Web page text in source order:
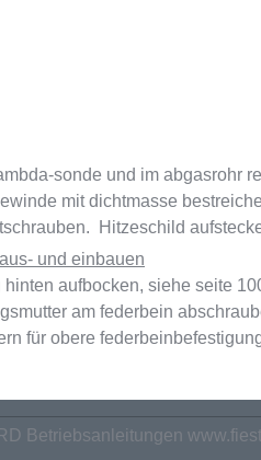
sonde und im abgasrohr
mit dichtmasse
Hitzeschild
und einbauen
aufbocken, siehe seite
am federbein
für obere
Betriebsanleitungen